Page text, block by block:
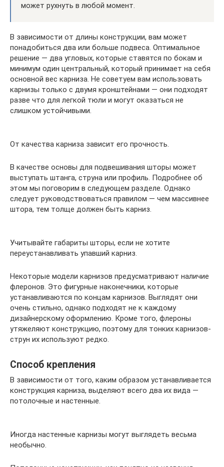
может рухнуть в любой момент.
В зависимости от длины конструкции, вам может
понадобиться два или больше подвеса. Оптимальное
решение — два угловых, которые ставятся по бокам и
минимум один центральный, который принимает на себя
основной вес карниза. Не советуем вам использовать
карнизы только с двумя кронштейнами — они подходят
разве что для легкой тюли и могут оказаться не
слишком устойчивыми.
От качества карниза зависит его прочность.
В качестве основы для подвешивания шторы может
выступать штанга, струна или профиль. Подробнее об
этом мы поговорим в следующем разделе. Однако
следует руководствоваться правилом — чем массивнее
штора, тем толще должен быть карниз.
Учитывайте габариты шторы, если не хотите
переустанавливать упавший карниз.
Некоторые модели карнизов предусматривают наличие
флеронов. Это фигурные наконечники, которые
устанавливаются по концам карнизов. Выглядят они
очень стильно, однако подходят не к каждому
дизайнерскому оформлению. Кроме того, флероны
утяжеляют конструкцию, поэтому для тонких карнизов-
струн их используют редко.
Способ крепления
В зависимости от того, каким образом устанавливается
конструкция карниза, выделяют всего два их вида —
потолочные и настенные.
Иногда настенные карнизы могут выглядеть весьма
необычно.